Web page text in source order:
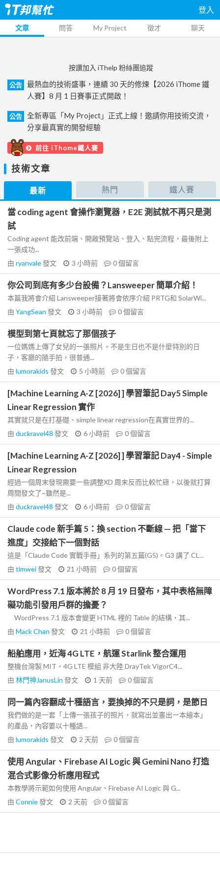
登入
文章 問答 My Project 徵才 聊天
按讚加入 iThelp 粉絲團追蹤
公告
最熱血的技術盛事，連續 30 天的修煉【2026 iThome 鐵
人賽】8 月 1 日賽事正式開啟！
公告
全新專區「My Project」正式上線！邀請你用技術交流，
分享最真實的開發經驗
前往 iThome鐵人賽
技術文章
最新 熱門 鐵人賽
當 coding agent 會操作瀏覽器，E2E 測試就不再只是測
試
Coding agent 能改前端、開啟預覽站、登入、點完流程，最後附上
一張成功...
由 ryanvale發文 3 小時前 0個留言
你公司到底有多少台設備？Lansweeper 簡單介紹！
本篇我將會介紹 Lansweeper接著將會依序介紹 PRTG和 SolarWi...
由 YangSean 發文 3 小時前 0個留言
模型到第七頁就忘了那個孩子
一位媽媽上傳了女兒的一張照片。不是生日也不是什麼特別的日
子，客廳的隨手拍，很普通...
由 lumorakids 發文 5 小時前 0個留言
[Machine Learning A-Z [2026] ] 學習筆記 Day5 Simple
Linear Regression 實作
其實就只是在打基礎、simple linear regression在真實世界的...
由 duckravel48 發文 6 小時前 0個留言
[Machine Learning A-Z [2026] ] 學習筆記 Day4 - Simple
Linear Regression
經過一個周末發現需要一些調整XD 周末反而比較忙碌，以後就打算
周間發文了~雖然是...
由 duckravel48 發文 6 小時前 0個留言
Claude code 新手篇 5：換 section 不斷線 — 把「當下
進度」交接給下一個對話
這是「Claude Code 實戰手冊」系列的第五篇(G5)。G3 講了 CL...
由 timwei發文 21 小時前 0個留言
WordPress 7.1 版本將於 8 月 19 日發布，其中表格無障
礙功能引發用戶群的擔憂？
WordPress 7.1 版本會變更 HTML 裡的 Table 的結構，其...
由 Mack Chan 發文 21 小時前 0個留言
船舶應用，近海 4G LTE，航運 Starlink 整合運用
整機台灣製 MIT，4G LTE 模組 非大陸 DrayTek VigorC4...
由 林門神JanusLin 發文 1 天前 0個留言
同一篇內容翻成十種語言，要換掉的不只是詞，是節日
我們做的是一套「上傳一張孩子的照片，就寫出並畫出一本繪本」
的產品，內容要以十種語...
由 lumorakids 發文 2 天前 0個留言
使用 Angular、Firebase AI Logic 與 Gemini Nano 打造
混合式影像分析應用程式
本教學將示範如何使用 Angular、Firebase AI Logic 與 G...
由 Connie發文 2 天前 0個留言